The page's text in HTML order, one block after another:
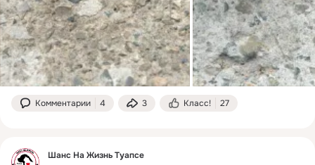
Комментарии 4 3 Класс! 27
Шанс На Жизнь Туапсе